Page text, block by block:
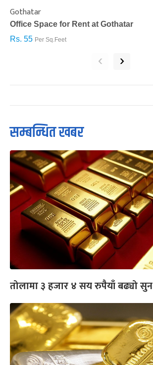
Gothatar
Office Space for Rent at Gothatar
Rs. 55 Per Sq.Feet
‹ ›
सम्बन्धित खबर
तोलामा ३ हजार ४ सय रुपैयाँ बढ्यो सुन